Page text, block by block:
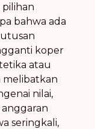
bahwa ada
koper
atau
melibatkan
nilai,
seringkali,